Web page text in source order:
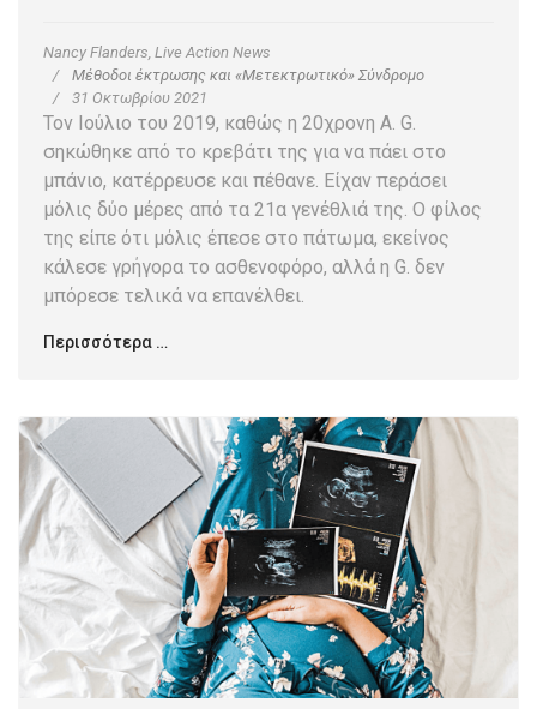
Nancy Flanders, Live Action News
Μέθοδοι έκτρωσης και «Μετεκτρωτικό» Σύνδρομο
31 Οκτωβρίου 2021
Τον Ιούλιο του 2019, καθώς η 20χρονη A. G.
σηκώθηκε από το κρεβάτι της για να πάει στο
μπάνιο, κατέρρευσε και πέθανε. Είχαν περάσει
μόλις δύο μέρες από τα 21α γενέθλιά της. Ο φίλος
της είπε ότι μόλις έπεσε στο πάτωμα, εκείνος
κάλεσε γρήγορα το ασθενοφόρο, αλλά η G. δεν
μπόρεσε τελικά να επανέλθει.
Περισσότερα …